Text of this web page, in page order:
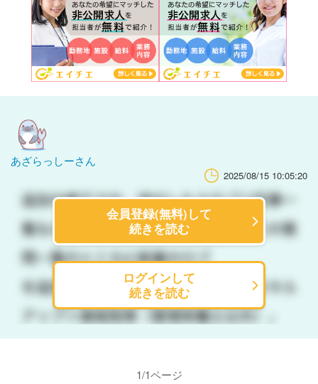
あざらっしーさん
2025/08/15 10:05:20
会員登録(無料)して
続きを読む
ログインして
続きを読む
1/1ページ